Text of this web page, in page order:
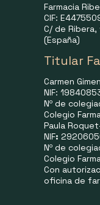
Farmacia
CIF:
C/ de
(España)
Titular
Carmen
NIF:
Nº de
Colegio
Paula
NIF:
Nº de
Colegio
Con
oficina de